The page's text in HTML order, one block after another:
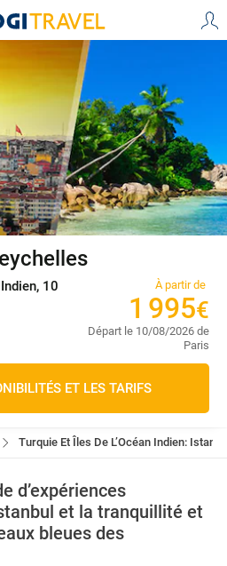
10
À partir de
1 995€
Départ le 10/08/2026 de
Paris
ET LES TARIFS
Turquie Et Îles De L’Océan Indien:
d’expériences
et la tranquillité et
bleues des